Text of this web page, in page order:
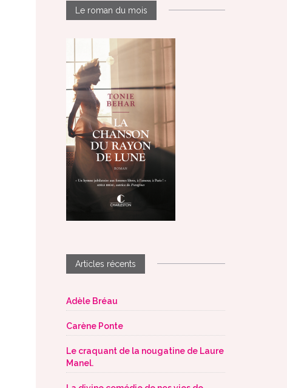
Le roman du mois
Articles récents
Adèle Bréau
Carène Ponte
Le craquant de la nougatine de Laure
Manel.